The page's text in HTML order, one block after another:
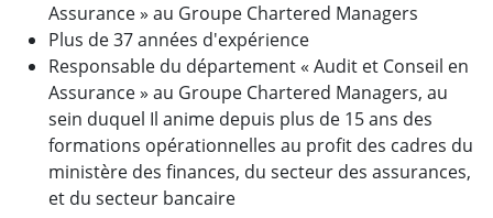
Assurance » au Groupe Chartered Managers
Plus de 37 années d'expérience
Responsable du département « Audit et Conseil en
Assurance » au Groupe Chartered Managers, au
sein duquel Il anime depuis plus de 15 ans des
formations opérationnelles au profit des cadres du
ministère des finances, du secteur des assurances,
et du secteur bancaire